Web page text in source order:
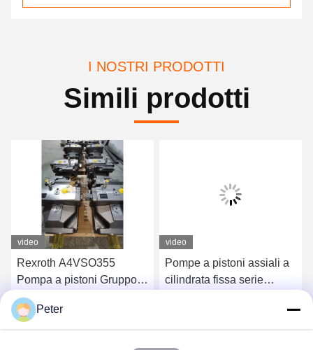
I NOSTRI PRODOTTI
Simili prodotti
video
Rexroth A4VSO355
Pompa a pistoni Gruppo
rotante pompa idraulica
serie A4VSO
Ottenga il migliore prezzo
video
Pompe a pistoni assiali a
cilindrata fissa serie
A4FO125_30L-
PZB25U33, ricambi
Peter